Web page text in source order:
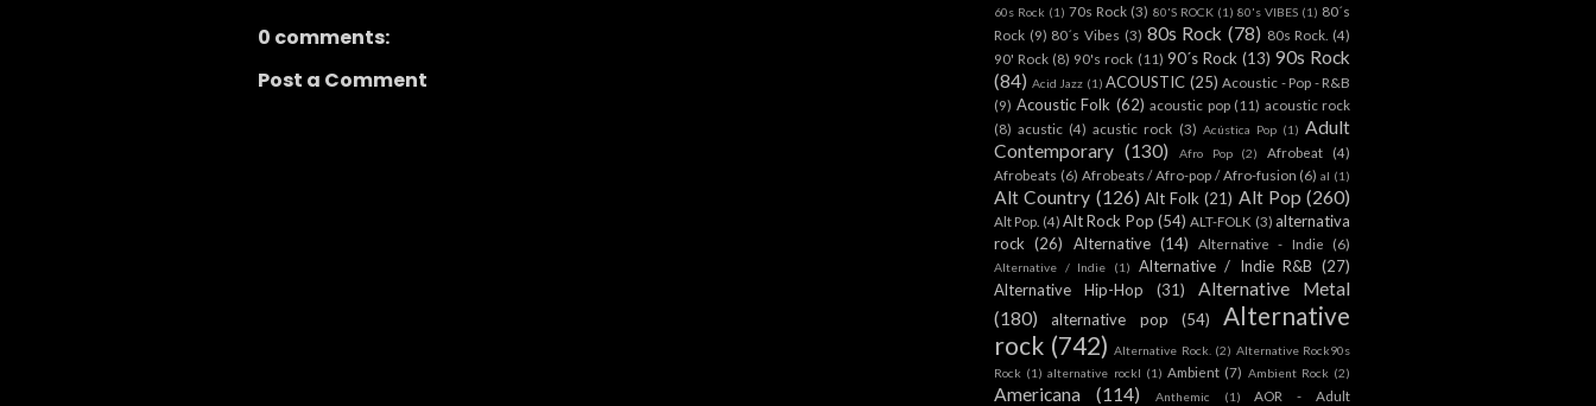
0 comments:
Post a Comment
60s Rock (1) 70s Rock (3) 80'S ROCK (1) 80's VIBES (1) 80´s
Rock (9) 80´s Vibes (3) 80s Rock (78) 80s Rock. (4)
90' Rock (8) 90's rock (11) 90´s Rock (13) 90s Rock
(84) Acid Jazz (1) ACOUSTIC (25) Acoustic - Pop - R&B
(9) Acoustic Folk (62) acoustic pop (11) acoustic rock
(8) acustic (4) acustic rock (3) Acústica Pop (1) Adult
Contemporary (130) Afro Pop (2) Afrobeat
(4)
Afrobeats (6) Afrobeats / Afro-pop / Afro-fusion (6) al (1)
Alt Country (126) Alt Folk (21) Alt Pop (260)
Alt Pop. (4) Alt Rock Pop (54) ALT-FOLK (3) alternativa
rock (26) Alternative (14) Alternative - Indie (6)
Alternative / Indie (1) Alternative / Indie R&B (27)
Alternative Hip-Hop
(31)
Alternative Metal
(180)
alternative pop (54)
Alternative
rock (742) Alternative Rock. (2) Alternative Rock90s
Rock (1) alternative rockl (1) Ambient (7) Ambient Rock (2)
Americana (114) Anthemic (1)
AOR - Adult